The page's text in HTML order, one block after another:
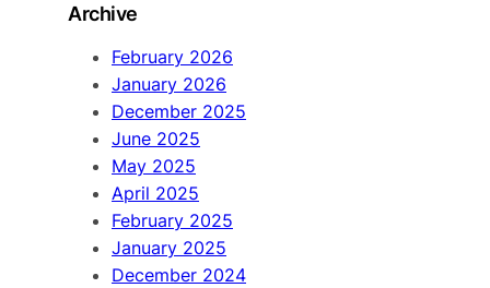
c
Archive
February 2026
January 2026
December 2025
June 2025
May 2025
April 2025
February 2025
January 2025
December 2024